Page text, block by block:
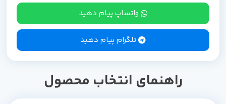
واتساپ پیام دهید
تلگرام پیام دهید
راهنمای انتخاب محصول